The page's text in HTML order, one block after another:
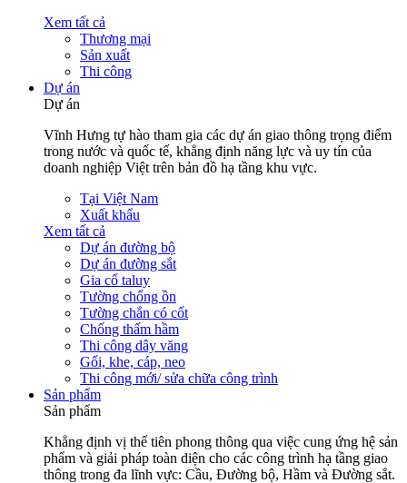
Xem tất cả
Thương mại
Sản xuất
Thi công
Dự án
Dự án
Vĩnh Hưng tự hào tham gia các dự án giao thông trọng điểm
trong nước và quốc tế, khẳng định năng lực và uy tín của
doanh nghiệp Việt trên bản đồ hạ tầng khu vực.
Tại Việt Nam
Xuất khẩu
Xem tất cả
Dự án đường bộ
Dự án đường sắt
Gia cố taluy
Tường chống ồn
Tường chắn có cốt
Chống thấm hầm
Thi công dây văng
Gối, khe, cáp, neo
Thi công mới/ sửa chữa công trình
Sản phẩm
Sản phẩm
Khẳng định vị thế tiên phong thông qua việc cung ứng hệ sản
phẩm và giải pháp toàn diện cho các công trình hạ tầng giao
thông trong đa lĩnh vực: Cầu, Đường bộ, Hầm và Đường sắt.